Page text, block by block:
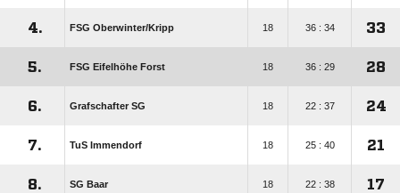
4. FSG Oberwinter/​Kripp 18 36 : 34 33
5. FSG Eifelhöhe Forst 18 36 : 29 28
6. Grafschafter SG 18 22 : 37 24
7. TuS Immendorf 18 25 : 40 21
8. SG Baar 18 22 : 38 17